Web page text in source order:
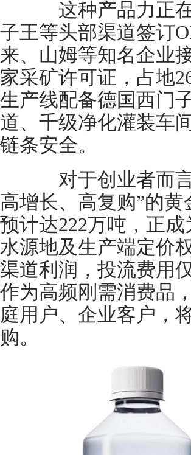
这种产品力正在
子王等头部渠道签订
来、山姆等知名企业
家采矿许可证，占地
生产线配备德国西门
道、千级净化灌装车
链条安全。
对于创业者而言
高增长、高复购”的
预计达222万吨，正
水源地及生产端定价
渠道利润，投流费用
作为高频刚需消费品
庭用户、企业客户，
购。